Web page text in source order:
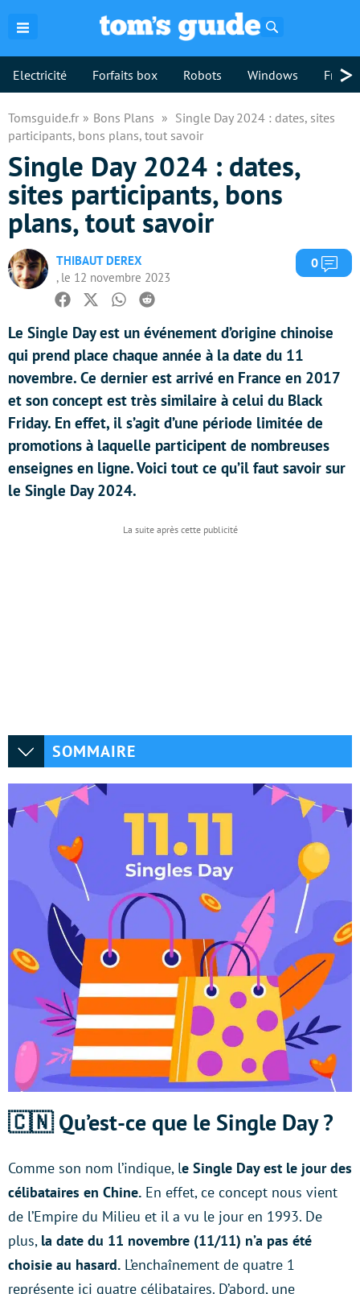
Electricité Forfaits box Robots Windows >
Tomsguide.fr Bons Plans
Single Day 2024 : dates, sites
participants, bons plans, tout savoir
Single Day 2024 : dates,
sites participants, bons
plans, tout savoir
THIBAUT DEREX
, le 12 novembre 2023
0
Facebook
TwitterWhatsapp
Reddit
Le Single Day est un événement d’origine chinoise
qui prend place chaque année à la date du 11
novembre. Ce dernier est arrivé en France en 2017
et son concept est très similaire à celui du Black
Friday. En effet, il s’agit d’une période limitée de
promotions à laquelle participent de nombreuses
enseignes en ligne. Voici tout ce qu’il faut savoir sur
le Single Day 2024.
SOMMAIRE
🇨🇳 Qu’est-ce que le Single Day ?
Comme son nom l’indique, le Single Day est le jour des
célibataires en Chine. En effet, ce concept nous vient
de l’Empire du Milieu et il a vu le jour en 1993. De
plus, la date du 11 novembre (11/11) n’a pas été
choisie au hasard. L’enchaînement de quatre 1
représente ici quatre célibataires. D’abord, une